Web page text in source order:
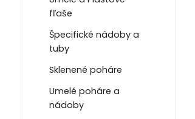
fľaše
Špecifické nádoby a
tuby
Sklenené poháre
Umelé poháre a
nádoby